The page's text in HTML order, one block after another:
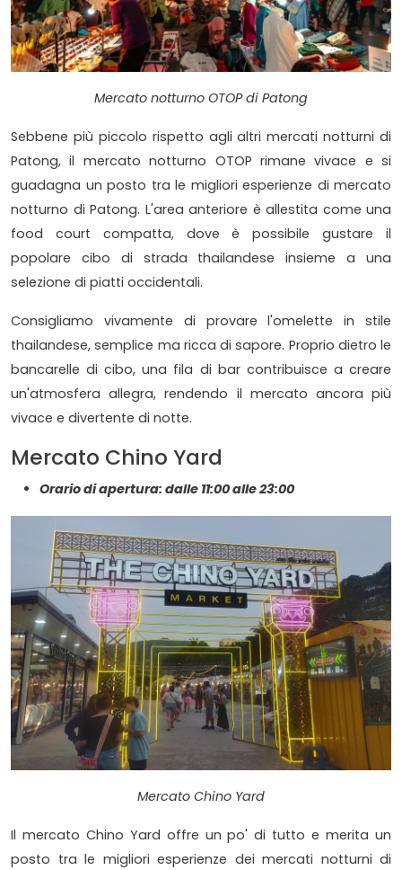
Mercato notturno OTOP di Patong
Sebbene più piccolo rispetto agli altri mercati notturni di
Patong, il mercato notturno OTOP rimane vivace e si
guadagna un posto tra le migliori esperienze di mercato
notturno di Patong. L'area anteriore è allestita come una
food court compatta, dove è possibile gustare il
popolare cibo di strada thailandese insieme a una
selezione di piatti occidentali.
Consigliamo vivamente di provare l'omelette in stile
thailandese, semplice ma ricca di sapore. Proprio dietro le
bancarelle di cibo, una fila di bar contribuisce a creare
un'atmosfera allegra, rendendo il mercato ancora più
vivace e divertente di notte.
Mercato Chino Yard
Orario di apertura: dalle 11:00 alle 23:00
Mercato Chino Yard
Il mercato Chino Yard offre un po' di tutto e merita un
posto tra le migliori esperienze dei mercati notturni di